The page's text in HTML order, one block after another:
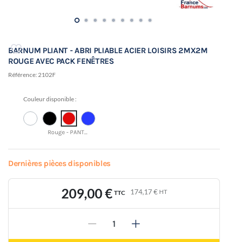
BARNUM PLIANT - ABRI PLIABLE ACIER LOISIRS 2MX2M
ROUGE AVEC PACK FENÊTRES
Référence: 2102F
Couleur disponible :
Rouge - PANTONE 18-1663 TCX
Dernières pièces disponibles
209,00 € TTC 174,17 € HT
- +